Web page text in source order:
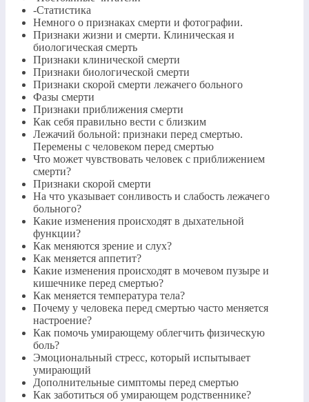
-Статистика
Немного о признаках смерти и фотографии.
Признаки жизни и смерти. Клиническая и
биологическая смерть
Признаки клинической смерти
Признаки биологической смерти
Признаки скорой смерти лежачего больного
Фазы смерти
Признаки приближения смерти
Как себя правильно вести с близким
Лежачий больной: признаки перед смертью.
Перемены с человеком перед смертью
Что может чувствовать человек с приближением
смерти?
Признаки скорой смерти
На что указывает сонливость и слабость лежачего
больного?
Какие изменения происходят в дыхательной
функции?
Как меняются зрение и слух?
Как меняется аппетит?
Какие изменения происходят в мочевом пузыре и
кишечнике перед смертью?
Как меняется температура тела?
Почему у человека перед смертью часто меняется
настроение?
Как помочь умирающему облегчить физическую
боль?
Эмоциональный стресс, который испытывает
умирающий
Дополнительные симптомы перед смертью
Как заботиться об умирающем родственнике?